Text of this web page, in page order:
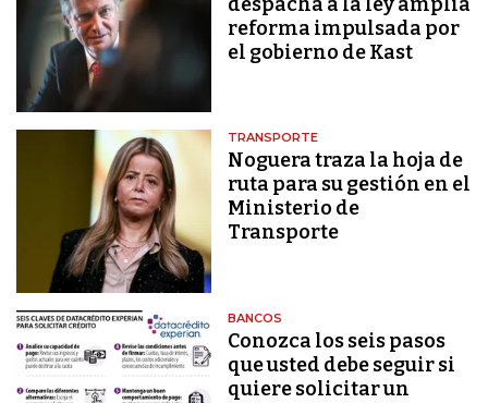
reforma impulsada por
el gobierno de Kast
TRANSPORTE
Noguera traza la hoja de
ruta para su gestión en el
Ministerio de
Transporte
BANCOS
Conozca los seis pasos
que usted debe seguir si
quiere solicitar un